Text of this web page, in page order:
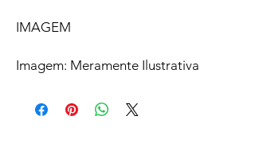
IMAGEM
Imagem: Meramente Ilustrativa